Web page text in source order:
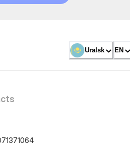
Uralsk EN